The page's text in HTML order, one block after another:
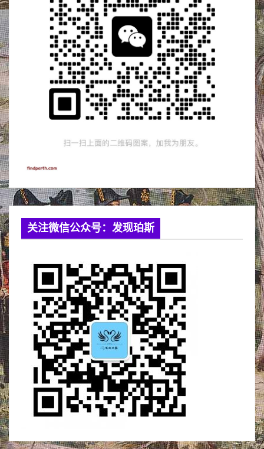
关注微信公众号：发现珀斯